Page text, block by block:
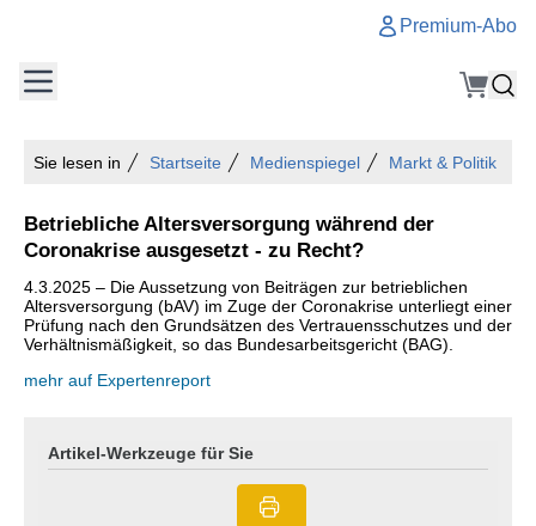
Premium-Abo
Sie lesen in Startseite Medienspiegel Markt & Politik
Betriebliche Altersversorgung während der
Coronakrise ausgesetzt - zu Recht?
4.3.2025 – Die Aussetzung von Beiträgen zur betrieblichen
Altersversorgung (bAV) im Zuge der Coronakrise unterliegt einer
Prüfung nach den Grundsätzen des Vertrauensschutzes und der
Verhältnismäßigkeit, so das Bundesarbeitsgericht (BAG).
mehr auf Expertenreport
Artikel-Werkzeuge für Sie